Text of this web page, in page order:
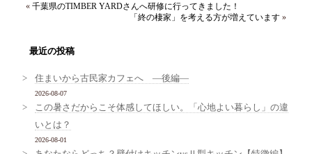
«千葉県のTIMBER YARDさんへ研修に行ってきました！
「終の棲家」を考える方が増えています»
最近の投稿
住まいから古民家カフェへ ―後編―
2026-08-07
この暑さだからこそ体感してほしい。「心地よい暮らし」の違
いとは？
2026-08-01